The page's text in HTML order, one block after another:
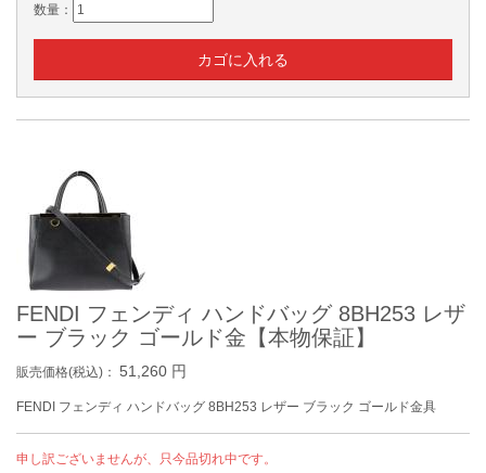
数量：
FENDI フェンディ ハンドバッグ 8BH253 レザ
ー ブラック ゴールド金【本物保証】
販売価格(税込)： 51,260 円
FENDI フェンディ ハンドバッグ 8BH253 レザー ブラック ゴールド金具
申し訳ございませんが、只今品切れ中です。